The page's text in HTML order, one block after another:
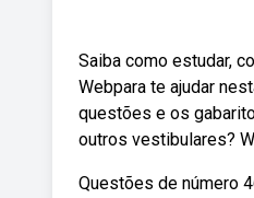
Saiba como estudar,
Webpara te ajudar
questões e os
outros vestibulares?
Questões de número